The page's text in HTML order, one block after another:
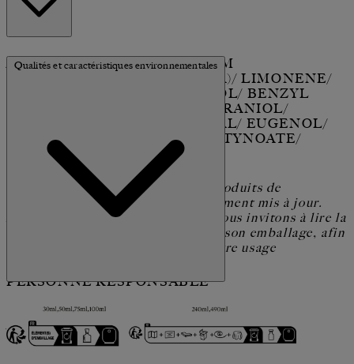
ALCOOL (ALCOHOL)/ PARFUM
(FRAGRANCE)/ AQUA (WATER)/ LIMONENE/
LINALOOL/ BENZYL ALCOHOL/ BENZYL
SALICYLATE/ FARNESOL/ GERANIOL/
CINNAMYL ALCOHOL/ CITRAL/ EUGENOL/
ISOEUGENOL/ METHYL 2-OCTYNOATE/
BENZYL BENZOATE.
Les ingrédients utilisés dans les produits de
The House of Creed sont régulièrement mis à jour.
Avant d'utiliser un produit, nous vous invitons à lire la
liste des ingrédients qui figure sur son emballage, afin
de vous assurer qu'il convient à votre usage
PERSONNE RESPONSABLE
Ecomundo, 75008 Paris, France -
www.ecomundo.eu/en/contact
Qualités et caractéristiques environnementales
Royal Mayfair